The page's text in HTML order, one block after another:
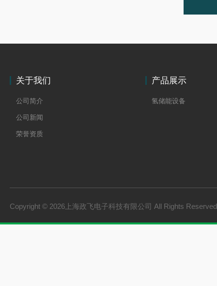
关于我们
公司简介
公司新闻
荣誉资质
产品展示
氢储能设备
Copyright © 2026上海政飞电子科技有限公司 All Rights